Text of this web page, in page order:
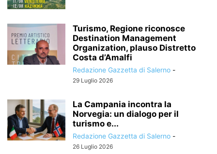
Turismo, Regione riconosce
Destination Management
Organization, plauso Distretto
Costa d’Amalfi
Redazione Gazzetta di Salerno -
29 Luglio 2026
La Campania incontra la
Norvegia: un dialogo per il
turismo e...
Redazione Gazzetta di Salerno -
26 Luglio 2026